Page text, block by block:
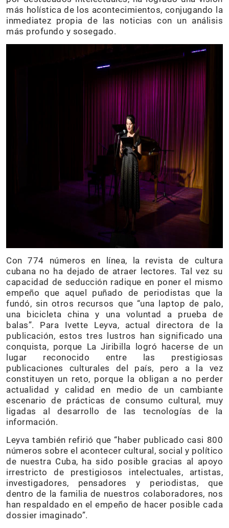
más holística de los acontecimientos, conjugando la
inmediatez propia de las noticias con un análisis
más profundo y sosegado.
Con 774 números en línea, la revista de cultura
cubana no ha dejado de atraer lectores. Tal vez su
capacidad de seducción radique en poner el mismo
empeño que aquel puñado de periodistas que la
fundó, sin otros recursos que “una laptop de palo,
una bicicleta china y una voluntad a prueba de
balas”. Para Ivette Leyva, actual directora de la
publicación, estos tres lustros han significado una
conquista, porque La Jiribilla logró hacerse de un
lugar reconocido entre las prestigiosas
publicaciones culturales del país, pero a la vez
constituyen un reto, porque la obligan a no perder
actualidad y calidad en medio de un cambiante
escenario de prácticas de consumo cultural, muy
ligadas al desarrollo de las tecnologías de la
información.
Leyva también refirió que “haber publicado casi 800
números sobre el acontecer cultural, social y político
de nuestra Cuba, ha sido posible gracias al apoyo
irrestricto de prestigiosos intelectuales, artistas,
investigadores, pensadores y periodistas, que
dentro de la familia de nuestros colaboradores, nos
han respaldado en el empeño de hacer posible cada
dossier imaginado”.